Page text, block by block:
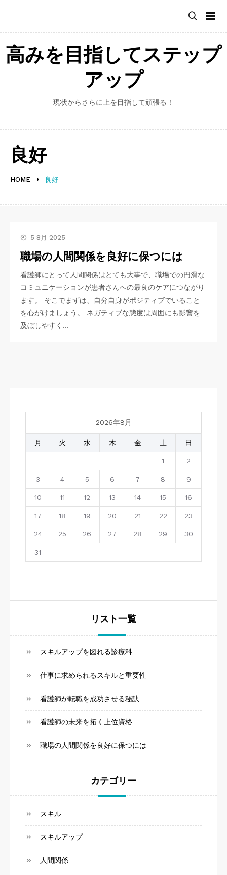
content
高みを目指してステップ
アップ
現状からさらに上を目指して頑張る！
HOME 良好
良好
5 8月 2025
職場の人間関係を良好に保つには
看護師にとって人間関係はとても大事で、職場での円滑な
コミュニケーションが患者さんへの最良のケアにつながり
ます。 そこでまずは、自分自身がポジティブでいること
を心がけましょう。 ネガティブな態度は周囲にも影響を
及ぼしやすく…
2026年8月
月 火 水 木 金 土 日
1 2
3 4 5 6 7 8 9
10 11 12 13 14 15 16
17 18 19 20 21 22 23
24 25 26 27 28 29 30
31
リスト一覧
スキルアップを図れる診療科
仕事に求められるスキルと重要性
看護師が転職を成功させる秘訣
看護師の未来を拓く上位資格
職場の人間関係を良好に保つには
カテゴリー
スキル
スキルアップ
人間関係